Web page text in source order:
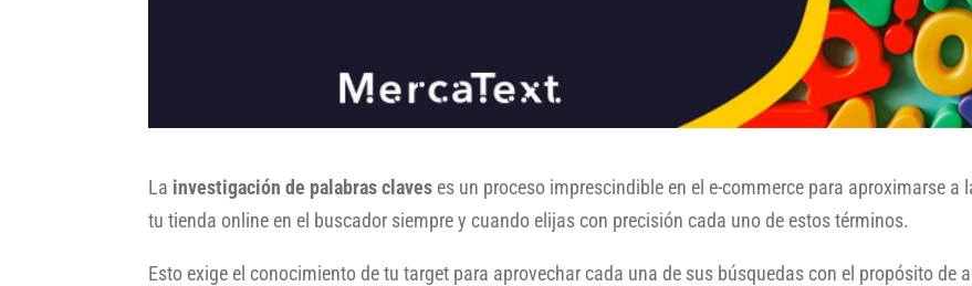
La investigación de palabras claves es un proceso imprescindible en el e-commerce para aproximarse
tu tienda online en el buscador siempre y cuando elijas con precisión cada uno de estos términos.
Esto exige el conocimiento de tu target para aprovechar cada una de sus búsquedas con el propósito de